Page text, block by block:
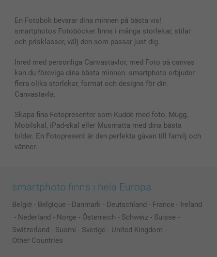
Skal till Mobil & Surfplatta
MyNameBook
Fotoramar & Tillbehör
Presentkort
Alla fotoprodukter
Sitemap
Villkor och garantier
smartbonus
Priser & betalning
En Fotobok bevarar dina minnen på bästa vis!
smartphotos Fotoböcker finns i många storlekar, stilar
och prisklasser, välj den som passar just dig.
Inred med personliga Canvastavlor, med Foto på canvas
kan du föreviga dina bästa minnen. smartphoto erbjuder
flera olika storlekar, format och designs för din
Canvastavla.
Skapa fina Fotopresenter som Kudde med foto, Mugg,
Mobilskal, iPad-skal eller Musmatta med dina bästa
bilder. En Fotopresent är den perfekta gåvan till familj och
vänner.
smartphoto finns i hela Europa
België - Belgique - Danmark - Deutschland - France - Ireland
- Nederland - Norge - Österreich - Schweiz - Suisse -
Switzerland - Suomi - Sverige - United Kingdom -
Other Countries